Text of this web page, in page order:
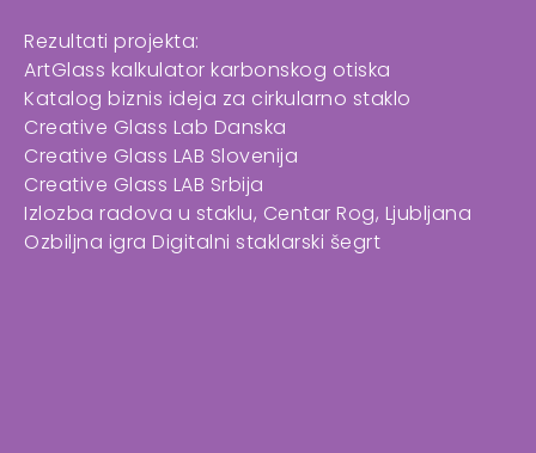
Rezultati projekta:
ArtGlass kalkulator karbonskog otiska
Katalog biznis ideja za cirkularno staklo
Creative Glass Lab Danska
Creative Glass LAB Slovenija
Creative Glass LAB Srbija
Izlozba radova u staklu, Centar Rog, Ljubljana
Ozbiljna igra Digitalni staklarski šegrt